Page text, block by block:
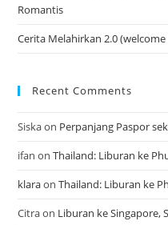
Romantis
Cerita Melahirkan 2.0
Recent Comments
Siskaon Perpanjang Paspor
ifan onThailand: Liburan ke
klaraonThailand: Liburan ke
Citraon Liburan ke Singapore,